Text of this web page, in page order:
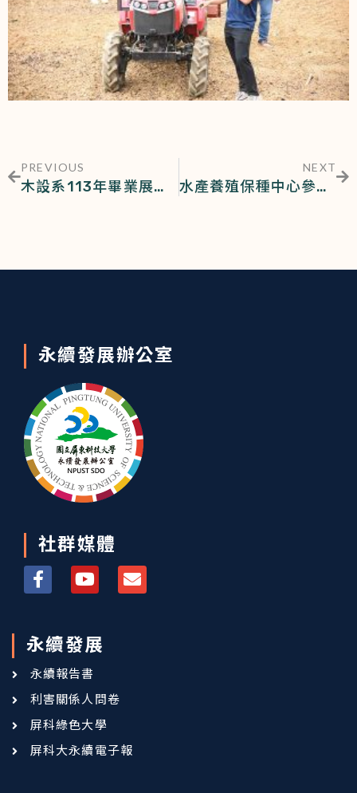
PREVIOUS
木設系113年畢業展「？＋！＝♡」設計的公式
NEXT
水產養殖保種中心參與2024綠島海域生態復育行動計畫
永續發展辦公室
社群媒體
永續發展
永續報告書
利害關係人問卷
屏科綠色大學
屏科大永續電子報